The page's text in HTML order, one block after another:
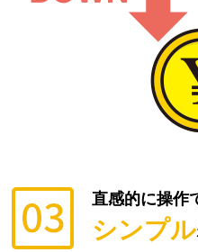
直感的に操作
シンプル